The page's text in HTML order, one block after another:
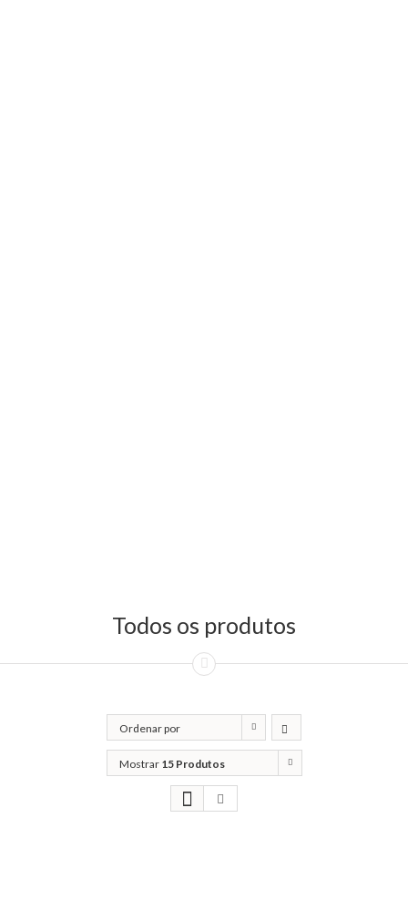
Todos os produtos
Ordenar por
Popularidade
Mostrar 15 Produtos